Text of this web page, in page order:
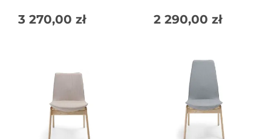
3 270,00 zł 2 290,00 zł